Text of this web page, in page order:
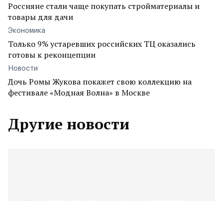
Россияне стали чаще покупать стройматериалы и
товары для дачи
Экономика
Только 9% устаревших российских ТЦ оказались
готовы к реконцепции
Новости
Дочь Ромы Жукова покажет свою коллекцию на
фестивале «Модная Волна» в Москве
Другие новости